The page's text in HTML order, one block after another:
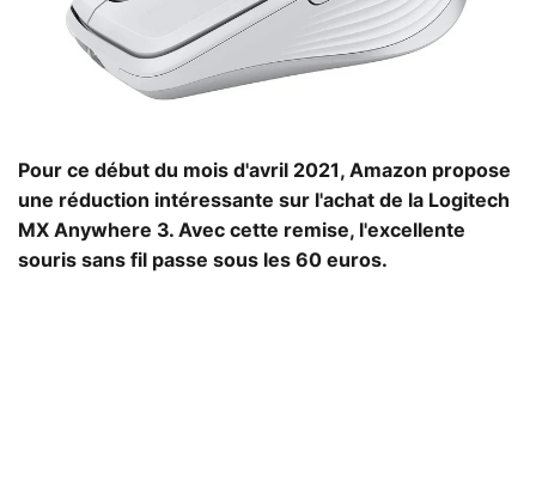
Pour ce début du mois d'avril 2021, Amazon propose
une réduction intéressante sur l'achat de la Logitech
MX Anywhere 3. Avec cette remise, l'excellente
souris sans fil passe sous les 60 euros.